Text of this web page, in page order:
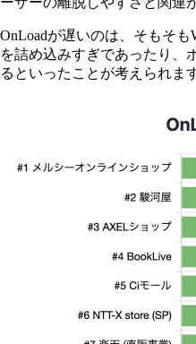
OnLoadが遅いのは、そもそ
を詰め込みすぎであったり、
るといったことが考えられます